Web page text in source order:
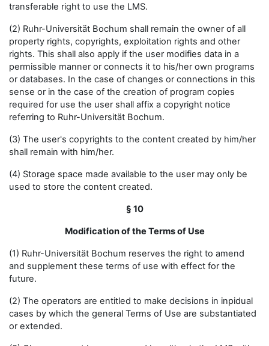
transferable right to use the LMS.
(2) Ruhr-Universität Bochum shall remain the owner of all
property rights, copyrights, exploitation rights and other
rights. This shall also apply if the user modifies data in a
permissible manner or connects it to his/her own programs
or databases. In the case of changes or connections in this
sense or in the case of the creation of program copies
required for use the user shall affix a copyright notice
referring to Ruhr-Universität Bochum.
(3) The user's copyrights to the content created by him/her
shall remain with him/her.
(4) Storage space made available to the user may only be
used to store the content created.
§ 10
Modification of the Terms of Use
(1) Ruhr-Universität Bochum reserves the right to amend
and supplement these terms of use with effect for the
future.
(2) The operators are entitled to make decisions in inpidual
cases by which the general Terms of Use are substantiated
or extended.